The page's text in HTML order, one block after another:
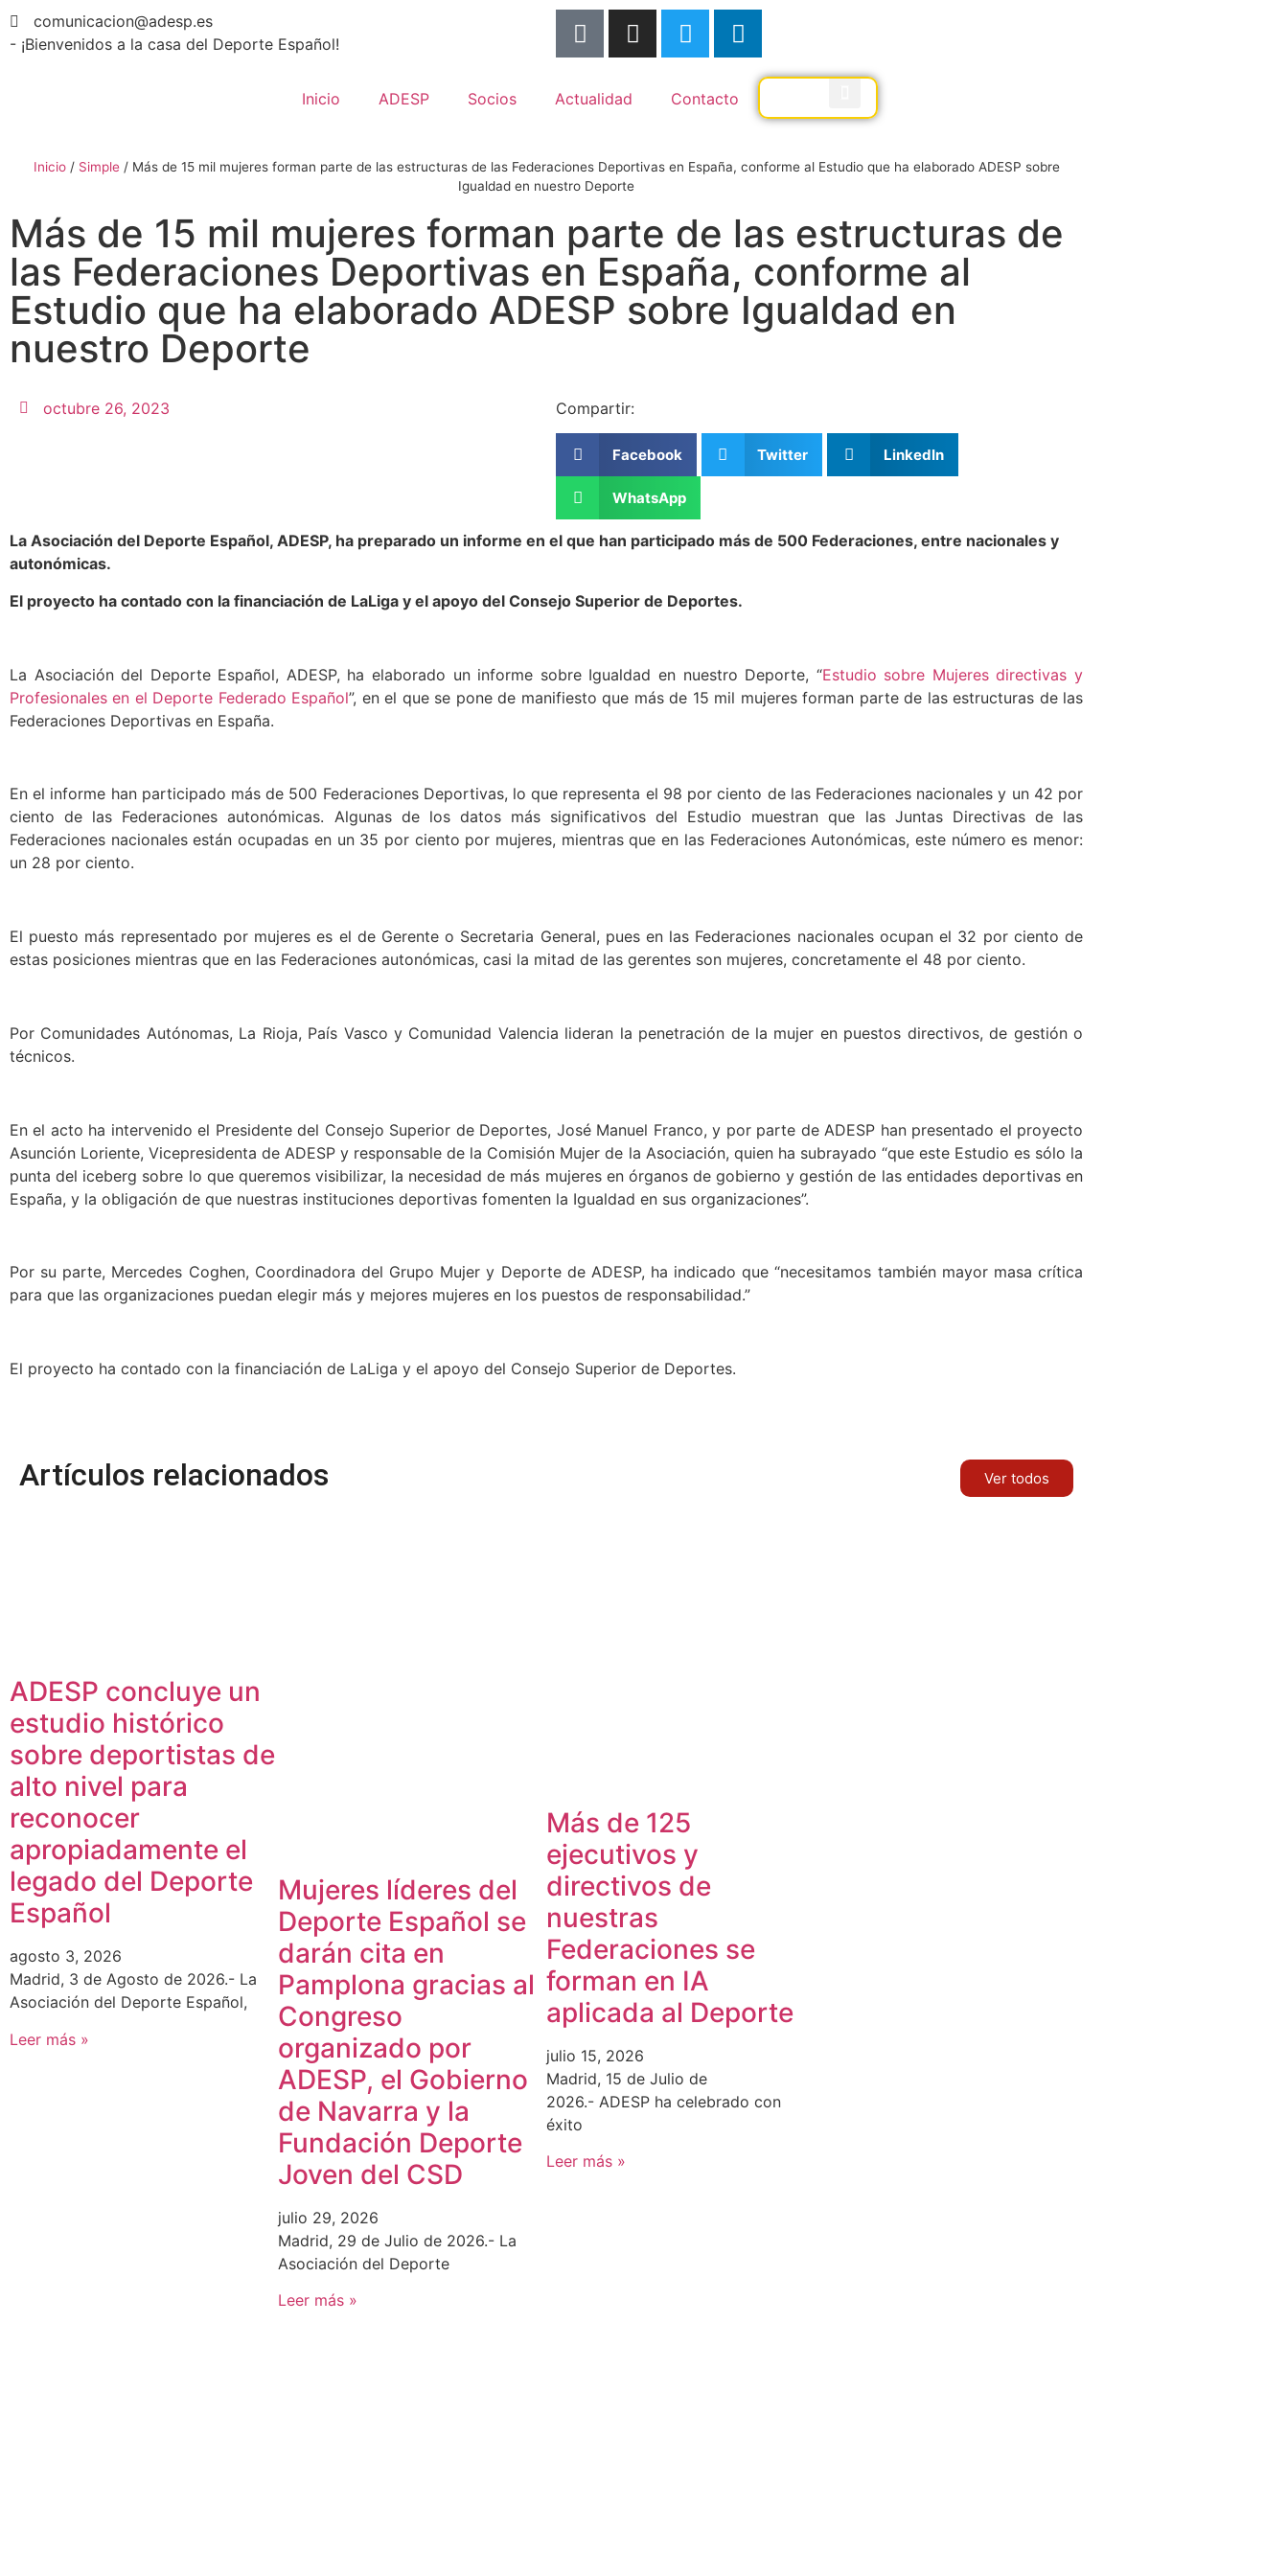
comunicacion@adesp.es
- ¡Bienvenidos a la casa del Deporte Español!
Inicio ADESP Socios Actualidad Contacto
Inicio/ Simple/ Más de 15 mil mujeres forman parte de las estructuras de las Federaciones Deportivas en España, conforme al Estudio que ha elaborado ADESP sobre
Igualdad en nuestro Deporte
Más de 15 mil mujeres forman parte de las estructuras de
las Federaciones Deportivas en España, conforme al
Estudio que ha elaborado ADESP sobre Igualdad en
nuestro Deporte
octubre 26, 2023 Compartir:
Facebook Twitter LinkedIn
WhatsApp
La Asociación del Deporte Español, ADESP, ha preparado un informe en el que han participado más de 500 Federaciones, entre nacionales y
autonómicas.
El proyecto ha contado con la financiación de LaLiga y el apoyo del Consejo Superior de Deportes.
La Asociación del Deporte Español, ADESP, ha elaborado un informe sobre Igualdad en nuestro Deporte, “Estudio sobre Mujeres directivas y
Profesionales en el Deporte Federado Español”, en el que se pone de manifiesto que más de 15 mil mujeres forman parte de las estructuras de las
Federaciones Deportivas en España.
En el informe han participado más de 500 Federaciones Deportivas, lo que representa el 98 por ciento de las Federaciones nacionales y un 42 por
ciento de las Federaciones autonómicas. Algunas de los datos más significativos del Estudio muestran que las Juntas Directivas de las
Federaciones nacionales están ocupadas en un 35 por ciento por mujeres, mientras que en las Federaciones Autonómicas, este número es menor:
un 28 por ciento.
El puesto más representado por mujeres es el de Gerente o Secretaria General, pues en las Federaciones nacionales ocupan el 32 por ciento de
estas posiciones mientras que en las Federaciones autonómicas, casi la mitad de las gerentes son mujeres, concretamente el 48 por ciento.
Por Comunidades Autónomas, La Rioja, País Vasco y Comunidad Valencia lideran la penetración de la mujer en puestos directivos, de gestión o
técnicos.
En el acto ha intervenido el Presidente del Consejo Superior de Deportes, José Manuel Franco, y por parte de ADESP han presentado el proyecto
Asunción Loriente, Vicepresidenta de ADESP y responsable de la Comisión Mujer de la Asociación, quien ha subrayado “que este Estudio es sólo la
punta del iceberg sobre lo que queremos visibilizar, la necesidad de más mujeres en órganos de gobierno y gestión de las entidades deportivas en
España, y la obligación de que nuestras instituciones deportivas fomenten la Igualdad en sus organizaciones”.
Por su parte, Mercedes Coghen, Coordinadora del Grupo Mujer y Deporte de ADESP, ha indicado que “necesitamos también mayor masa crítica
para que las organizaciones puedan elegir más y mejores mujeres en los puestos de responsabilidad.”
El proyecto ha contado con la financiación de LaLiga y el apoyo del Consejo Superior de Deportes.
Artículos relacionados Ver todos
ADESP concluye un
estudio histórico
sobre deportistas de
alto nivel para
reconocer
apropiadamente el
legado del Deporte
Español
agosto 3, 2026
Madrid, 3 de Agosto de 2026.- La
Asociación del Deporte Español,
Leer más »
Mujeres líderes del
Deporte Español se
darán cita en
Pamplona gracias al
Congreso
organizado por
ADESP, el Gobierno
de Navarra y la
Fundación Deporte
Joven del CSD
julio 29, 2026
Madrid, 29 de Julio de 2026.- La
Asociación del Deporte
Leer más »
Más de 125
ejecutivos y
directivos de
nuestras
Federaciones se
forman en IA
aplicada al Deporte
julio 15, 2026
Madrid, 15 de Julio de
2026.- ADESP ha celebrado con
éxito
Leer más »